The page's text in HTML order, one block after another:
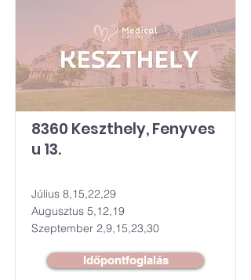
8360 Keszthely, Fenyves
u 13.
Július 8,15,22,29
Augusztus 5,12,19
Szeptember 2,9,15,23,30
Időpontfoglalás